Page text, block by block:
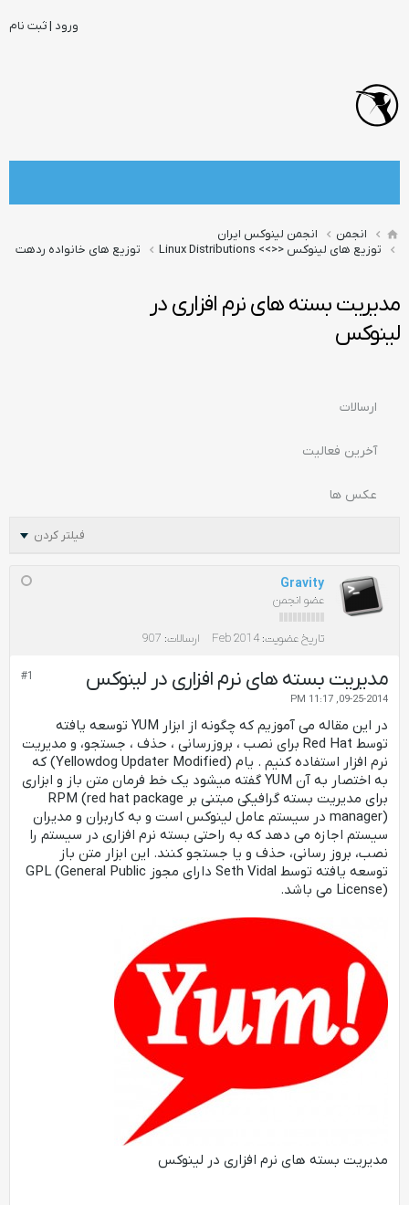
ورود | ثبت نام
انجمن
انجمن لینوکس ایران
توزیع های لینوکس <<>> Linux Distributions
توزیع های خانواده ردهت
مدیریت بسته های نرم افزاری در
لینوکس
ارسالات
آخرین فعالیت
عکس ها
فیلتر کردن
Gravity
عضو انجمن
تاریخ عضویت: Feb 2014 ارسالات: 907
#1 مدیریت بسته های نرم افزاری در لینوکس
09-25-2014, 11:17 PM
در این مقاله می آموزیم که چگونه از ابزار YUM توسعه یافته
توسط Red Hat برای نصب ، بروزرسانی ، حذف ، جستجو، و مدیریت
نرم افزار استفاده کنیم . یام (Yellowdog Updater Modified) که
به اختصار به آن YUM گفته میشود یک خط فرمان متن باز و ابزاری
برای مدیریت بسته گرافیکی مبتنی بر RPM (red hat package
manager) در سیستم عامل لینوکس است و به کاربران و مدیران
سیستم اجازه می دهد که به راحتی بسته نرم افزاری در سیستم را
نصب، بروز رسانی، حذف و یا جستجو کنند. این ابزار متن باز
توسعه یافته توسط Seth Vidal دارای مجوز GPL (General Public
License) می باشد.
مدیریت بسته های نرم افزاری در لینوکس